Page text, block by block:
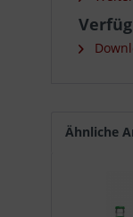
Ähnliche